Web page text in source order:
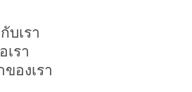
บเรา
เรา
องเรา
และความยืดหยุ่นกับ
าย